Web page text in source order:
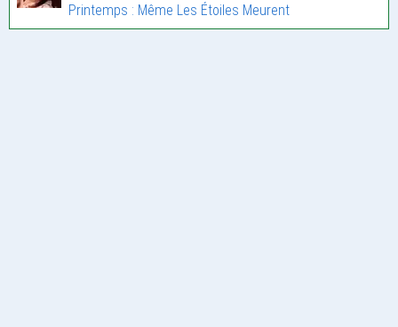
Printemps : Même Les Étoiles Meurent